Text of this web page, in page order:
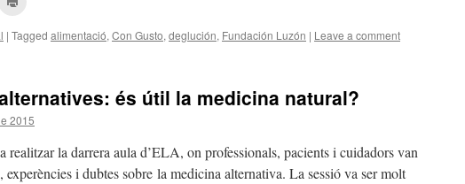
(Opens
in
| Tagged alimentació, Con Gusto, deglución, Fundación Luzón | Leave a comment
és útil la medicina natural?
2015
realitzar la darrera aula d’ELA, on professionals, pacients i cuidadors van
i dubtes sobre la medicina alternativa. La sessió va ser molt